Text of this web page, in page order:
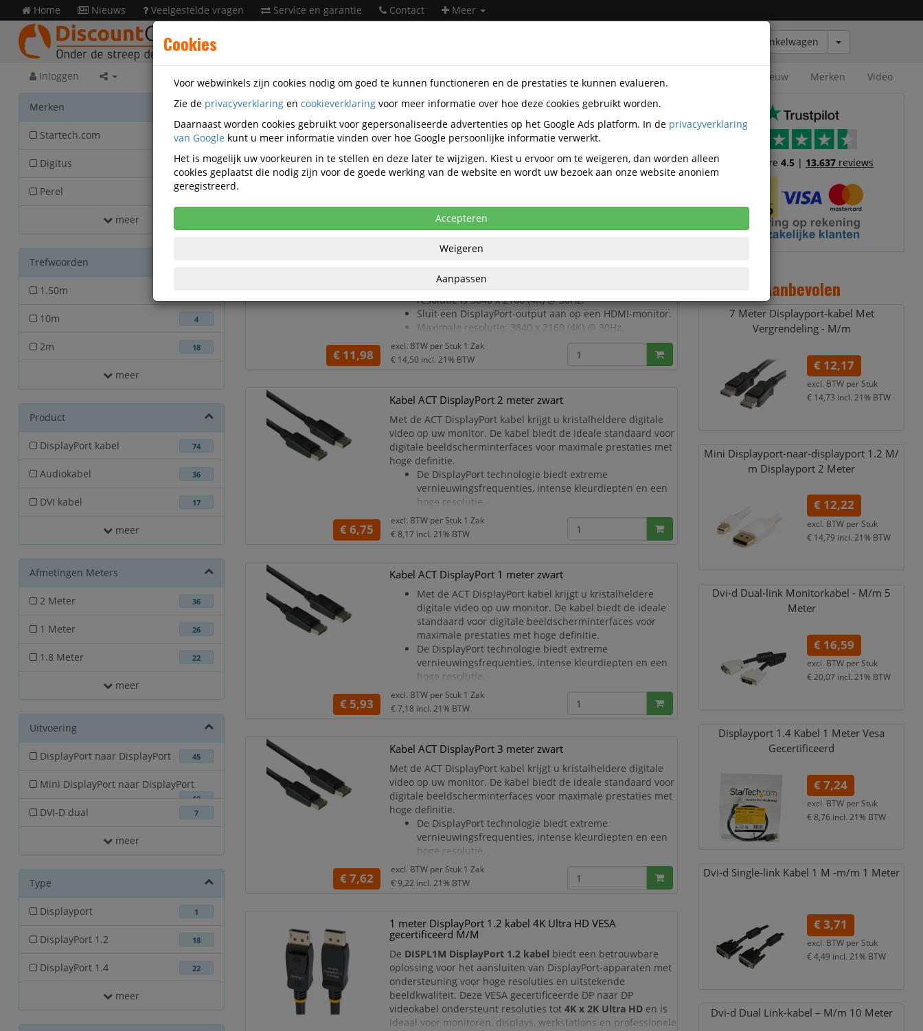
Winkelwagen
Home Nieuws Veelgestelde vragen Service en garantie Contact Meer
Inloggen Nieuw Merken Video
Merken
Startech.com 118
Digitus 27
Perel 15
meer
Trefwoorden
1.50m
10m 4
2m 18
meer
Product
DisplayPort kabel 74
Audiokabel 36
DVI kabel 17
meer
Afmetingen Meters
2 Meter 36
1 Meter 26
1.8 Meter 22
meer
Uitvoering
DisplayPort naar DisplayPort 45
Mini DisplayPort naar DisplayPort
10
DVI-D dual 7
meer
Type
Displayport 1
DisplayPort 1.2 18
DisplayPort 1.4 22
meer
Accessoires Kabels Audio/video/midi kabels
Audio/video/midi kabels
Populariteit
Kabel ACT DisplayPort naar HDMI 1,8 meter
De DisplayPort naar HDMI adapterkabel verbindt uw
laptop met een DisplayPort-output op een monitor of
beamer met HDMI-input.
De kabel heeft een lengte van 1,8 m. De maximale
resolutie is 3840 x 2160 (4K) @ 30Hz.
Sluit een DisplayPort-output aan op een HDMI-monitor.
Maximale resolutie: 3840 x 2160 (4K) @ 30Hz.
Input: DisplayPort – Output: HDMI.
Let op: Deze kabel converteert DisplayPort naar HDMI
€ 11,98
excl. BTW per Stuk 1 Zak
€ 14,50 incl. 21% BTW
Kabel ACT DisplayPort 2 meter zwart
Met de ACT DisplayPort kabel krijgt u kristalheldere digitale
video op uw monitor. De kabel biedt de ideale standaard voor
digitale beeldscherminterfaces voor maximale prestaties met
hoge definitie.
De DisplayPort technologie biedt extreme
vernieuwingsfrequenties, intense kleurdiepten en een
hoge resolutie.
DisplayPort Monitor aansluitkabel.
Werkt met alle desktopcomputers, laptops en monitoren
€ 6,75
excl. BTW per Stuk 1 Zak
€ 8,17 incl. 21% BTW
Kabel ACT DisplayPort 1 meter zwart
Met de ACT DisplayPort kabel krijgt u kristalheldere
digitale video op uw monitor. De kabel biedt de ideale
standaard voor digitale beeldscherminterfaces voor
maximale prestaties met hoge definitie.
De DisplayPort technologie biedt extreme
vernieuwingsfrequenties, intense kleurdiepten en een
hoge resolutie.
DisplayPort Monitor aansluitkabel.
Werkt met alle desktopcomputers, laptops en monitoren
€ 5,93
excl. BTW per Stuk 1 Zak
€ 7,18 incl. 21% BTW
Kabel ACT DisplayPort 3 meter zwart
Met de ACT DisplayPort kabel krijgt u kristalheldere digitale
video op uw monitor. De kabel biedt de ideale standaard voor
digitale beeldscherminterfaces voor maximale prestaties met
hoge definitie.
De DisplayPort technologie biedt extreme
vernieuwingsfrequenties, intense kleurdiepten en een
hoge resolutie.
DisplayPort Monitor aansluitkabel.
Werkt met alle desktopcomputers, laptops en monitoren
€ 7,62
excl. BTW per Stuk 1 Zak
€ 9,22 incl. 21% BTW
1 meter DisplayPort 1.2 kabel 4K Ultra HD VESA
gecertificeerd M/M
De DISPL1M DisplayPort 1.2 kabel biedt een betrouwbare
oplossing voor het aansluiten van DisplayPort-apparaten met
ondersteuning voor hoge resoluties en uitstekende
beeldkwaliteit. Deze VESA gecertificeerde DP naar DP
videokabel ondersteunt resoluties tot4K x 2K Ultra HD en is
ideaal voor monitoren, displays, werkstations en professionele
Trustscore4.5 | 13.637 reviews
Aanbevolen
7 Meter Displayport-kabel Met
Vergrendeling - M/m
€ 12,17
excl. BTW per Stuk
€ 14,73 incl. 21% BTW
Mini Displayport-naar-displayport 1.2 M/
m Displayport 2 Meter
€ 12,22
excl. BTW per Stuk
€ 14,79 incl. 21% BTW
Dvi-d Dual-link Monitorkabel - M/m 5
Meter
€ 16,59
excl. BTW per Stuk
€ 20,07 incl. 21% BTW
Displayport 1.4 Kabel 1 Meter Vesa
Gecertificeerd
€ 7,24
excl. BTW per Stuk
€ 8,76 incl. 21% BTW
Dvi-d Single-link Kabel 1 M -m/m 1 Meter
€ 3,71
excl. BTW per Stuk
€ 4,49 incl. 21% BTW
Dvi-d Dual Link-kabel – M/m 10 Meter
Cookies
Voor webwinkels zijn cookies nodig om goed te kunnen functioneren en de prestaties te kunnen evalueren.
Zie de privacyverklaring en cookieverklaring voor meer informatie over hoe deze cookies gebruikt worden.
Daarnaast worden cookies gebruikt voor gepersonaliseerde advertenties op het Google Ads platform. In de privacyverklaring
van Google kunt u meer informatie vinden over hoe Google persoonlijke informatie verwerkt.
Het is mogelijk uw voorkeuren in te stellen en deze later te wijzigen. Kiest u ervoor om te weigeren, dan worden alleen
cookies geplaatst die nodig zijn voor de goede werking van de website en wordt uw bezoek aan onze website anoniem
geregistreerd.
Accepteren
Weigeren
Aanpassen